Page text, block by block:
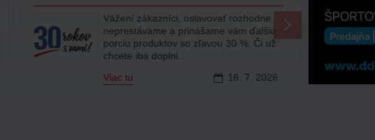
16. 7. 2026
Vážení zákazníci, oslavovať rozhodne
neprestávame a prinášame vám ďalšiu
porciu produktov so zľavou 30 %. Či už
chcete iba doplni..
Viac tu